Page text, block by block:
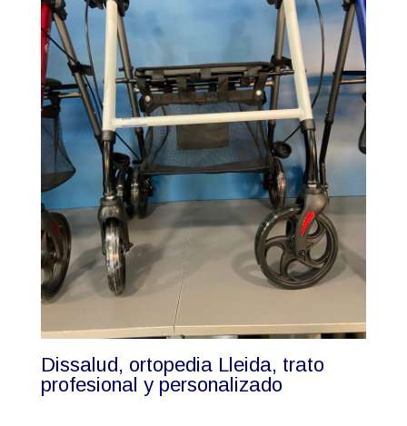
Dissalud, ortopedia Lleida, trato
profesional y personalizado